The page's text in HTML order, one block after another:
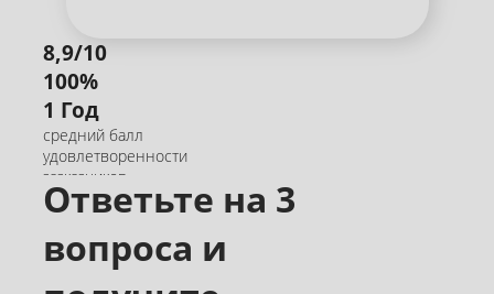
8,9/10
100%
1 Год
средний балл
удовлетворенности
зазказчиков
соблюдение сроков
и следование
договору
гарантии на наши
Ответьте на 3
вопроса и